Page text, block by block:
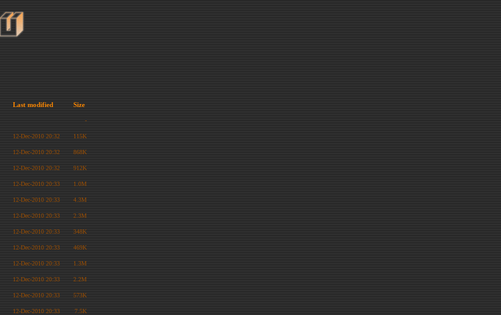
Last modified Size
-
12-Dec-2010 20:32 115K
12-Dec-2010 20:32 868K
12-Dec-2010 20:32 912K
12-Dec-2010 20:33 1.0M
12-Dec-2010 20:33 4.3M
12-Dec-2010 20:33 2.3M
12-Dec-2010 20:33 348K
12-Dec-2010 20:33 469K
12-Dec-2010 20:33 1.3M
12-Dec-2010 20:33 2.2M
12-Dec-2010 20:33 573K
12-Dec-2010 20:33 7.5K